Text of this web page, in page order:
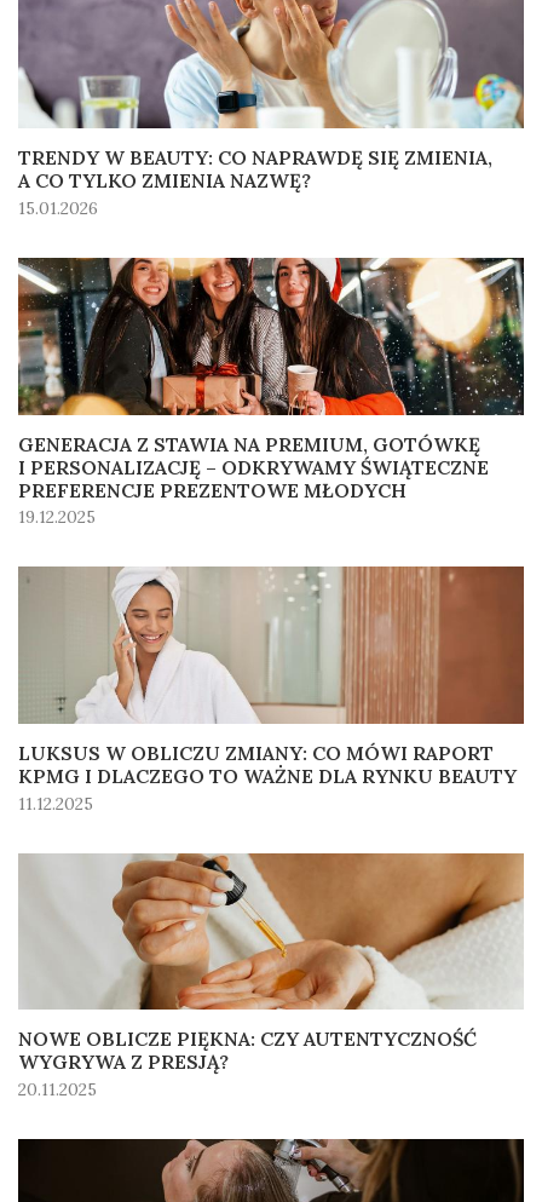
TRENDY W BEAUTY: CO NAPRAWDĘ SIĘ ZMIENIA,
A CO TYLKO ZMIENIA NAZWĘ?
15.01.2026
GENERACJA Z STAWIA NA PREMIUM, GOTÓWKĘ
I PERSONALIZACJĘ – ODKRYWAMY ŚWIĄTECZNE
PREFERENCJE PREZENTOWE MŁODYCH
19.12.2025
LUKSUS W OBLICZU ZMIANY: CO MÓWI RAPORT
KPMG I DLACZEGO TO WAŻNE DLA RYNKU BEAUTY
11.12.2025
NOWE OBLICZE PIĘKNA: CZY AUTENTYCZNOŚĆ
WYGRYWA Z PRESJĄ?
20.11.2025